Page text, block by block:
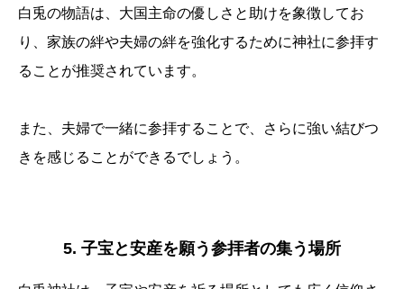
白兎の物語は、大国主命の優しさと助けを象徴してお
り、家族の絆や夫婦の絆を強化するために神社に参拝す
ることが推奨されています。
また、夫婦で一緒に参拝することで、さらに強い結びつ
きを感じることができるでしょう。
5. 子宝と安産を願う参拝者の集う場所